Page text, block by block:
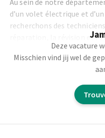
Au sein de notre
d’un volet électrique et
recherchons des
réparation, la révision et
Vos responsabilités :
Remettre en état de
de manière autonome
Réaliser l’entretien, la
Deze vacature
Misschien vind jij wel de